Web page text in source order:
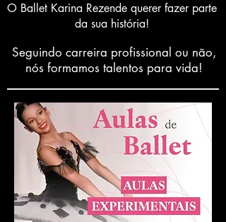
O Ballet Karina Rezende querer fazer parte
da sua história!
Seguindo carreira profissional ou não,
nós formamos talentos para vida!